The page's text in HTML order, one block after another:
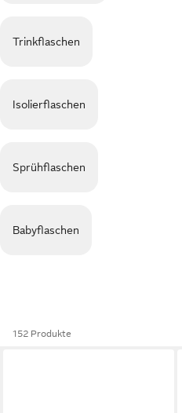
Trinkflaschen
Isolierflaschen
Sprühflaschen
Babyflaschen
152 Produkte